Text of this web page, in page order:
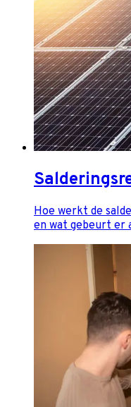
Hoe werkt de
en wat gebeurt er